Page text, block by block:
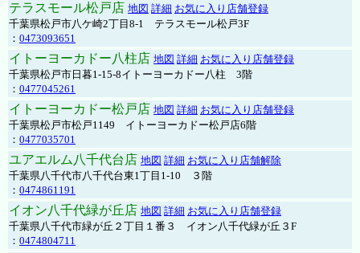
テラスモール松戸店 地図 詳細 お気に入り店舗登録
千葉県松戸市八ケ崎2丁目8-1 テラスモール松戸3F
： 0473093651
イトーヨーカドー八柱店 地図 詳細 お気に入り店舗登録
千葉県松戸市日暮1-15-8イトーヨーカドー八柱 3階
： 0477045261
イトーヨーカドー松戸店 地図 詳細 お気に入り店舗登録
千葉県松戸市松戸1149 イトーヨーカドー松戸店6階
： 0477035701
ユアエルム八千代台店 地図 詳細 お気に入り店舗解除
千葉県八千代市八千代台東1丁目1-10 ３階
： 0474861191
イオン八千代緑が丘店 地図 詳細 お気に入り店舗登録
千葉県八千代市緑が丘２丁目１番３ イオン八千代緑が丘３F
： 0474804711